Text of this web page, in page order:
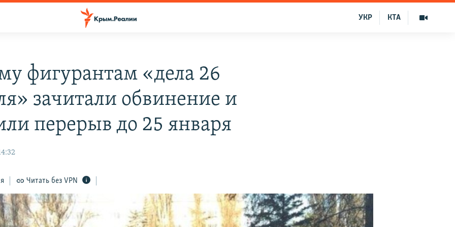
КТА
УКР
фигурантам «дела 26
зачитали обвинение и
перерыв до 25 января
Читать без VPN